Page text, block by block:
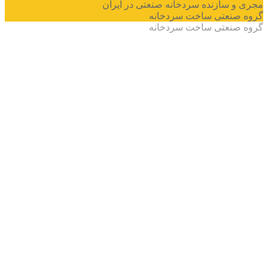
سازنده سردخانه صنعتی در ایران
صنعتی ساخت سردخانه
صنعتی ساخت سردخانه